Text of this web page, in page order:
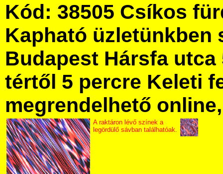
Kód: 38505 Csíkos
Kapható üzletünkben
Budapest Hársfa utca
tértől 5 percre Keleti
megrendelhető
A raktáron lévő színek a
legördülő sávban találhatóak.